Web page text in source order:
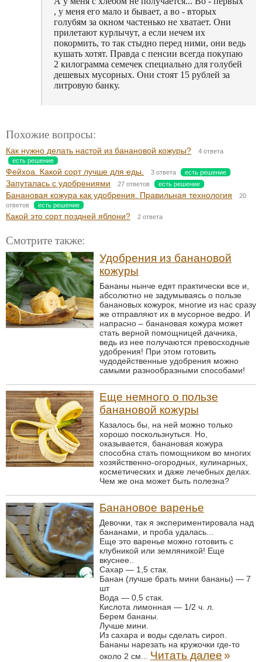
, у меня его мало и бывает, а во - вторых
голубям за окном частенько не хватает. Они
прилетают курлычут, а если нечем их
покормить, то так стыдно перед ними, они ведь
кушать хотят. Правда с пенсии всегда покупаю
2 килограмма семечек специально для голубей
дешевых мусорных. Они стоят 15 рублей за
литровую банку.
Похожие вопросы:
Как нужно делать настой из банановой кожуры?
4 ответа
есть решение
Фейхоа. Какой сорт лучше для еды. 3 ответа есть решение
Запуталась с удобрениями 27 ответов есть решение
Банановая кожура как удобрения. Правильная технология
20
ответов
есть решение
Какой это сорт поздней яблони? 2 ответа
Смотрите также:
Удобрения из банановой
кожуры
Бананы нынче едят практически все и,
абсолютно не задумываясь о пользе
банановых кожурок, многие из нас сразу
же отправляют их в мусорное ведро. И
напрасно – банановая кожура может
стать верной помощницей дачника,
ведь из нее получаются превосходные
удобрения! При этом готовить
чудодейственные удобрения можно
самыми разнообразными способами!
Еще немного о пользе
банановой кожуры
Казалось бы, на ней можно только
хорошо поскользнуться. Но,
оказывается, банановая кожура
способна стать помощником во многих
хозяйственно-огородных, кулинарных,
косметических и даже лечебных делах.
Чем же она может быть полезна?
Банановое варенье
Девочки, так я экспериментировала над
бананами, и проба удалась...
Еще это варенье можно готовить с
клубникой или земляникой! Еще
вкуснее..
Сахар — 1,5 стак.
Банан (лучше брать мини бананы) — 7
шт
Вода — 0,5 стак.
Кислота лимонная — 1/2 ч. л.
Берем бананы.
Лучше мини.
Из сахара и воды сделать сироп.
Бананы нарезать на кружочки где-то
около 2 см... Читать далее»